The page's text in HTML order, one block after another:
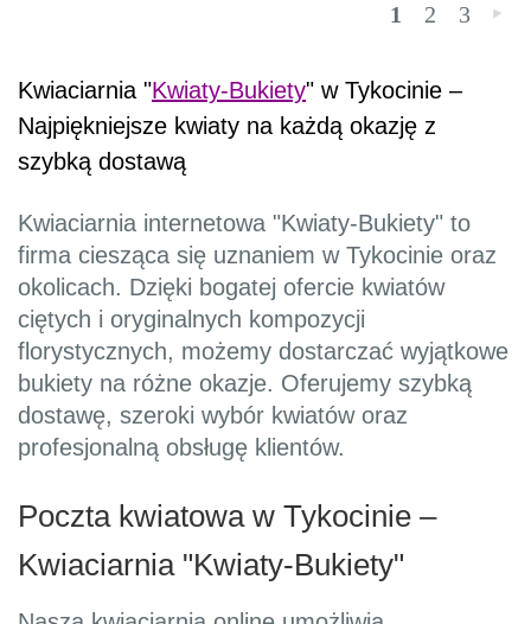
1 2 3 »
Kwiaciarnia "Kwiaty-Bukiety" w Tykocinie –
Najpiękniejsze kwiaty na każdą okazję z
szybką dostawą
Kwiaciarnia internetowa "Kwiaty-Bukiety" to
firma ciesząca się uznaniem w Tykocinie oraz
okolicach. Dzięki bogatej ofercie kwiatów
ciętych i oryginalnych kompozycji
florystycznych, możemy dostarczać wyjątkowe
bukiety na różne okazje. Oferujemy szybką
dostawę, szeroki wybór kwiatów oraz
profesjonalną obsługę klientów.
Poczta kwiatowa w Tykocinie –
Kwiaciarnia "Kwiaty-Bukiety"